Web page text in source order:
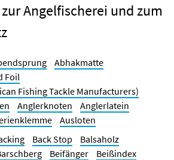
Angelfischerei und zum
Abhakmatte
Foil
Fishing Tackle Manufacturers)
Anglerknoten
Anglerlatein
Ausloten
Back Stop
Balsaholz
Beifänger
Beißindex